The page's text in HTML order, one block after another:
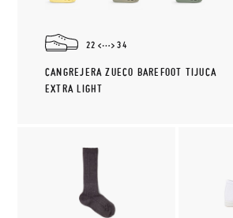
22 34
CANGREJERA ZUECO BAREFOOT TIJUCA
EXTRA LIGHT